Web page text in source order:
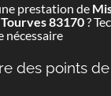
prestation de
83170?
nécessaire
des points